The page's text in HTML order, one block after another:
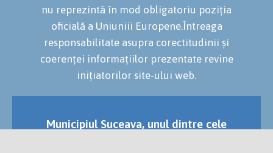
nu reprezintă în mod obligatoriu poziția
oficială a Uniuniii Europene.Întreaga
responsabilitate asupra corectitudinii și
coerenței informațiilor prezentate revine
inițiatorilor site-ului web.
Municipiul Suceava, unul dintre cele